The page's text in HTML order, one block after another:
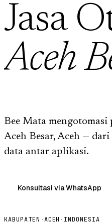
Jasa
Aceh
Bee Mata
Aceh Besar, Aceh —
data antar aplikasi.
Konsultasi via WhatsApp
KABUPATEN ·ACEH · INDONESIA